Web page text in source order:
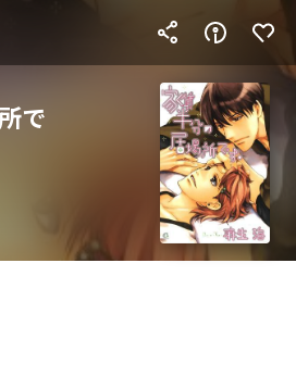
で